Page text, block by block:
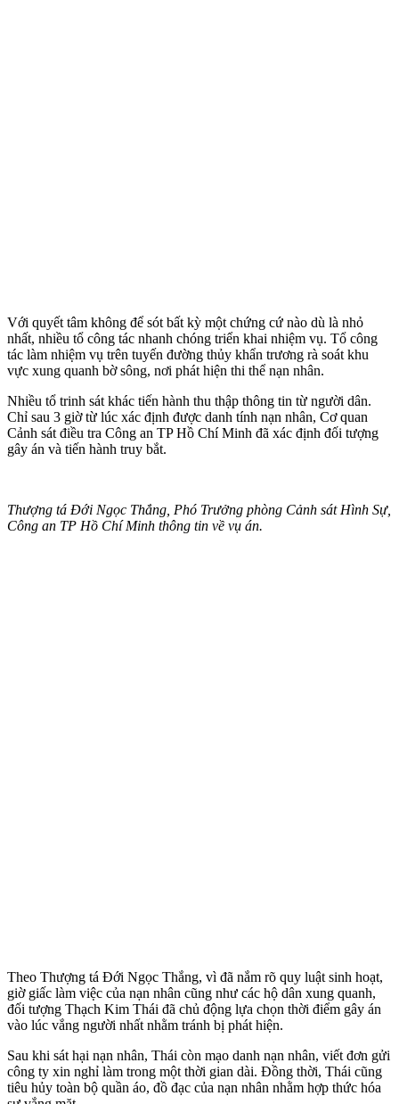
Với quyết tâm không để sót bất kỳ một chứng cứ nào dù là nhỏ
nhất, nhiều tổ công tác nhanh chóng triển khai nhiệm vụ. Tổ công
tác làm nhiệm vụ trên tuyến đường thủy khẩn trương rà soát khu
vực xung quanh bờ sông, nơi phát hiện th‌i th‌ể nạn nhân.
Nhiều tổ trinh sát khác tiến hành thu thập thông tin từ người dân.
Chỉ sau 3 giờ từ lúc xác định được danh tính nạn nhân, Cơ quan
Cảnh sát điều tra Công an TP Hồ Chí Minh đã xác định đối tượng
gây án và tiến hành truy bắt.
Thượng tá Đới Ngọc Thắng, Phó Trưởng phòng Cảnh sát Hình Sự,
Công an TP Hồ Chí Minh thông tin về vụ án.
Theo Thượng tá Đới Ngọc Thắng, vì đã nắm rõ quy luật sinh hoạt,
giờ giấc làm việc của nạn nhân cũng như các hộ dân xung quanh,
đối tượng Thạch Kim Thái đã chủ động lựa chọn thời điểm gây án
vào lúc vắng người nhất nhằm tránh bị phát hiện.
Sau khi sát hại nạn nhân, Thái còn mạo danh nạn nhân, viết đơn gửi
công ty xin nghỉ làm trong một thời gian dài. Đồng thời, Thái cũng
tiêu hủy toàn bộ quần áo, đồ đạc của nạn nhân nhằm hợp thức hóa